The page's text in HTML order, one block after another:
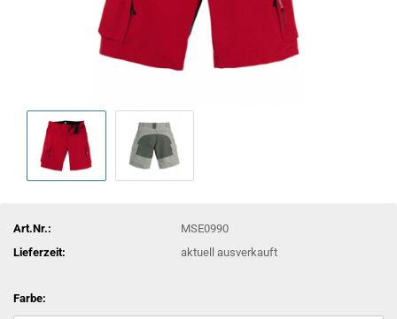
Art.Nr.:
MSE0990
Lieferzeit:
aktuell ausverkauft
Farbe: